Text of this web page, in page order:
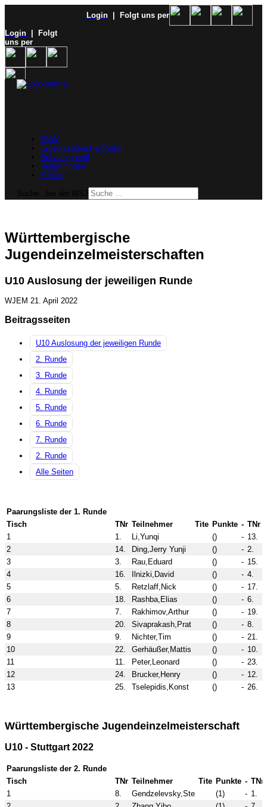
Login
| Folgt uns per
Login
| Folgt
uns per
SVW
Ergebnisdienst & Portal
Schachjugend
Verein finden
E-Mail
Württembergische
Jugendeinzelmeisterschaften
U10 Auslosung der jeweiligen Runde
WJEM 21. April 2022
Beitragsseiten
U10 Auslosung der jeweiligen Runde
2. Runde
3. Runde
4. Runde
5. Runde
6. Runde
7. Runde
2. Runde
Alle Seiten
Paarungsliste der 1. Runde
Tisch
TNr Teilnehmer Tite Punkte - TNr
1
1. Li,Yunqi () - 13.
2
14. Ding,Jerry Yunji () - 2.
3
3. Rau,Eduard () - 15.
4
16. Ilnizki,David () - 4.
5
5. Retzlaff,Nick () - 17.
6
18. Rashba,Elias () - 6.
7
7. Rakhimov,Arthur () - 19.
8
20. Sivaprakash,Prat () - 8.
9
9. Nichter,Tim () - 21.
10
22. Gerhäußer,Mattis () - 10.
11
11. Peter,Leonard () - 23.
12
24. Brucker,Henry () - 12.
13
25. Tselepidis,Konst () - 26.
Württembergische Jugendeinzelmeisterschaft
U10 - Stuttgart 2022
Paarungsliste der 2. Runde
Tisch
TNr Teilnehmer Tite Punkte - TNr
1
8. Gendzelevsky,Ste (1) - 1.